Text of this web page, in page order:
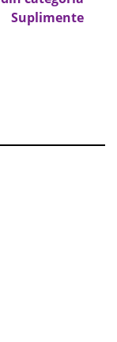
Suplimente